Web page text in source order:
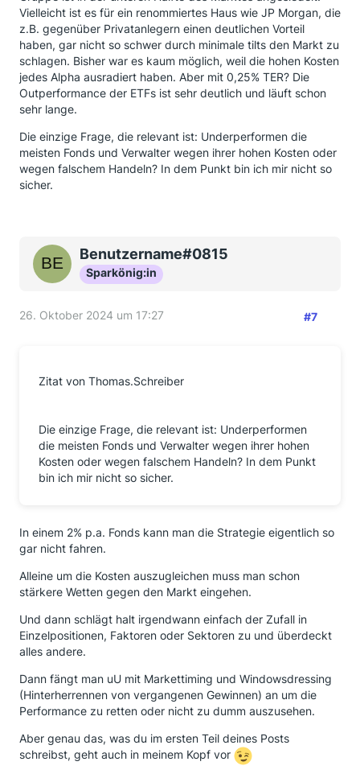
Vielleicht ist es für ein renommiertes Haus wie JP Morgan, die
z.B. gegenüber Privatanlegern einen deutlichen Vorteil
haben, gar nicht so schwer durch minimale tilts den Markt zu
schlagen. Bisher war es kaum möglich, weil die hohen Kosten
jedes Alpha ausradiert haben. Aber mit 0,25% TER? Die
Outperformance der ETFs ist sehr deutlich und läuft schon
sehr lange.
Die einzige Frage, die relevant ist: Underperformen die
meisten Fonds und Verwalter wegen ihrer hohen Kosten oder
wegen falschem Handeln? In dem Punkt bin ich mir nicht so
sicher.
Benutzername#0815
Sparkönig:in
26. Oktober 2024 um 17:27 #7
Zitat von Thomas.Schreiber
Die einzige Frage, die relevant ist: Underperformen
die meisten Fonds und Verwalter wegen ihrer hohen
Kosten oder wegen falschem Handeln? In dem Punkt
bin ich mir nicht so sicher.
In einem 2% p.a. Fonds kann man die Strategie eigentlich so
gar nicht fahren.
Alleine um die Kosten auszugleichen muss man schon
stärkere Wetten gegen den Markt eingehen.
Und dann schlägt halt irgendwann einfach der Zufall in
Einzelpositionen, Faktoren oder Sektoren zu und überdeckt
alles andere.
Dann fängt man uU mit Markettiming und Windowsdressing
(Hinterherrennen von vergangenen Gewinnen) an um die
Performance zu retten oder nicht zu dumm auszusehen.
Aber genau das, was du im ersten Teil deines Posts
schreibst, geht auch in meinem Kopf vor